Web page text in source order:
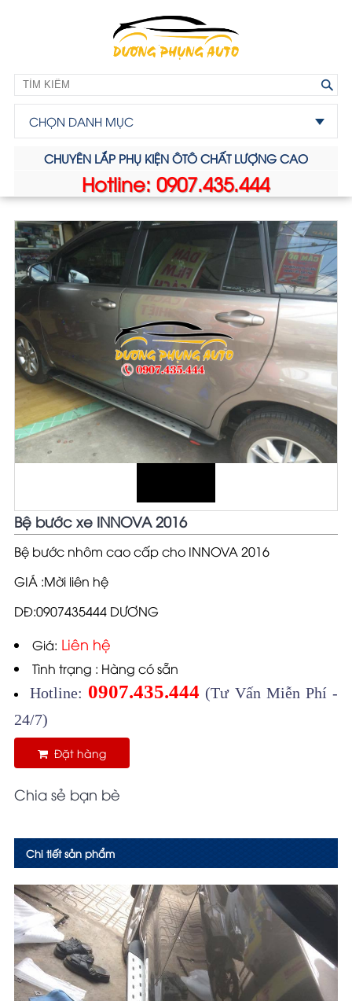
CHỌN DANH MỤC
CHUYÊN LẮP PHỤ KIỆN ÔTÔ CHẤT LƯỢNG CAO
Hotline: 0907.435.444
Bệ bước xe INNOVA 2016
Bệ bước nhôm cao cấp cho INNOVA 2016
GIÁ :Mời liên hệ
DĐ:0907435444 DƯƠNG
Giá: Liên hệ
Tình trạng : Hàng có sẵn
Hotline: 0907.435.444 (Tư Vấn Miễn Phí -
24/7)
Đặt hàng
Chia sẻ bạn bè
Chi tiết sản phẩm